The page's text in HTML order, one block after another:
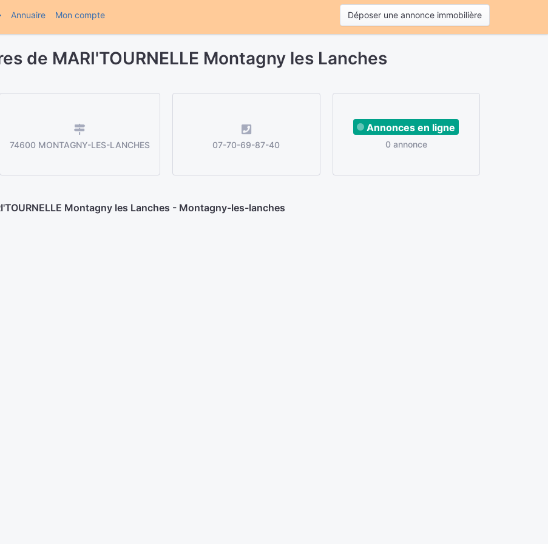
Annuaire Mon compte(current) Déposer une annonce immobilière
de MARI'TOURNELLE Montagny les Lanches
74600 MONTAGNY-LES-LANCHES 07-70-69-87-40
Annonces en ligne
0 annonce
Montagny les Lanches - Montagny-les-lanches